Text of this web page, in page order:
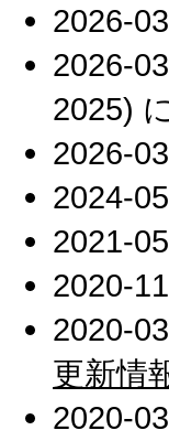
2026-
2026-
2025)
2026-
2024-
2021-
2020-
2020-
更新情
2020-